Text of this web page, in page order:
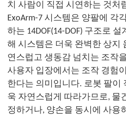
치 사람이 직접 시연하는 것처
ExoArm-7 시스템은 양팔에 각
하는 14DOF(14-DOF) 구조로
해 시스템은 더욱 완벽한 상지
연스럽고 생동감 넘치는 조작
사용자 입장에서는 조작 경험
한다는 의미입니다. 로봇 팔이
욱 자연스럽게 따라가므로, 물
정하거나, 양손을 동시에 사용